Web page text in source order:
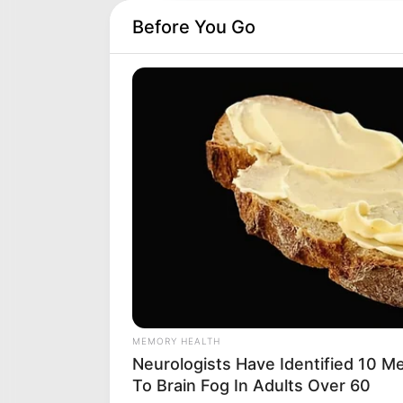
PRONOSTIC QUINTÉ
Before You Go
MEMORY HEALTH
Neurologists Have Identified 10
To Brain Fog In Adults Over 60